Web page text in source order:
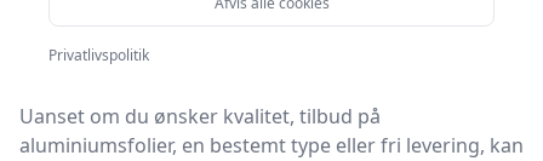
dig og udvalgt 4 af de bedste aluminiumsfolier på
markedet.
Uanset om du ønsker kvalitet, tilbud på
aluminiumsfolier, en bestemt type eller fri levering, kan
Privatlivspolitik